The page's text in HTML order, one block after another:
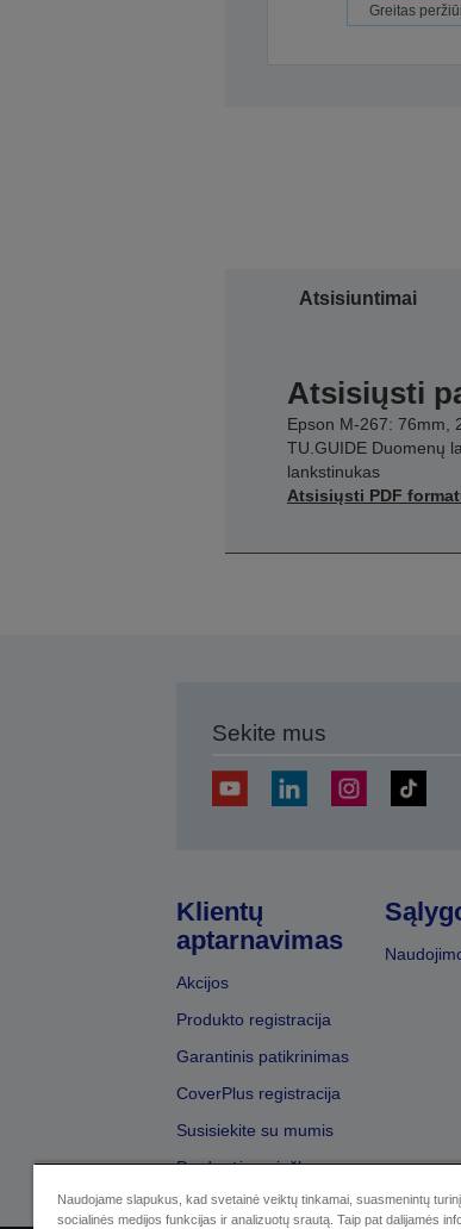
Greitas
Atsisiuntimai
Atsisiųsti
Epson M-267: 76mm,
TU.GUIDE Duomenų
lankstinukas
Atsisiųsti PDF
Sekite mus
Klientų
aptarnavimas
Akcijos
Produkto registracija
Garantinis patikrinimas
CoverPlus registracija
Susisiekite su mumis
Pardavėjų paieška
Naudojame slapukus, kad svetainė veiktų tinkamai, suasmenintų
socialinės medijos funkcijas ir analizuotų srautą. Taip pat dalijamės